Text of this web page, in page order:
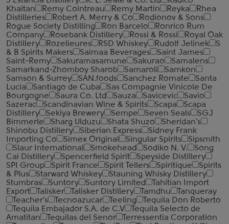
Khaitan
Remy Cointreau Remy Martin Reyka
Rhea
Distilleries
Robert A. Merry & Co
Rodionov & Sons
Rogue Society Distilling
Ron Barcelo
Ronrico Rum
Company
Rosebank Distillery Rossi & Rossi
Royal Oak
Distillery
Rozelieures RSD Whiskey Rudolf Jelinek
S
& B Spirits Makers
Saimaa Beverages
Saint James
Saint-Remy
Sakuramasamune Sakurao
Samalens
Samarkand-Zhomboy Sharob
Samaroli
Samkon
Samson & Surrey
SAN.foods Sanchez Romate
Santa
Lucia
Santiago de Cuba
Sas Compagnie Vinicole De
Bourgogne
Saura Co. Ltd Sauza Savicevic
Savio
Sazerac
Scandinavian Wine & Spirits Scapa
Scapa
Distillery
Sekiya Brewery Sempe Seven Seals
SGJ
Bimmerle
Sharg Ulduzu Shata Shuzo
Sheridan's
Shinobu Distillery
Siberian Express
Sidney Frank
Importing Co
Simex Original Singular Spirits
Sipsmith
Slaur International
Smokehead Sodiko N. V.
Song
Cai Distillery
Spencerfield Spirit
Speyside Distillery
SPI Group
Spirit France Spirit Tellers Spiritique
Spirits
& Plus
Starward Whiskey
Stauning Whisky Distillery
Stumbras
Suntory Suntory Limited
Tahitian Import
Export
Talisker Talisker Distillery Tamdhu
Tanqueray
Teacher's
Tecnoazucar Teeling
Tequila Don Roberto
Tequila Embajador S.A. de C.V
Tequila Selecto de
Amatitan
Tequilas del Senor
Terressentia Corporation